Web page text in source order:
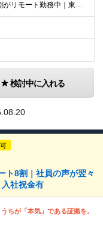
＼フルリモートOK！7割がリモート勤務中｜東京・愛知・大阪で積極採用中！／ 東京・神奈川・千葉・埼玉、大阪・京都・兵庫・滋賀、愛知などのプロジェクト先、または在宅勤務 ★転勤なし ★希望するエリアで
検討中に入れる
ト8割｜社員の声が翌々
社祝金有
ちが「本気」である証拠を。